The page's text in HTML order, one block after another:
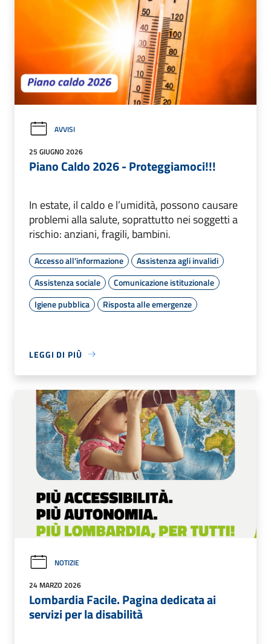
AVVISI
25 GIUGNO 2026
Piano Caldo 2026 - Proteggiamoci!!!
In estate, il caldo e l’umidità, possono causare
problemi alla salute, soprattutto nei soggetti a
rischio: anziani, fragili, bambini.
Accesso all'informazione
Assistenza agli invalidi
Assistenza sociale
Comunicazione istituzionale
Igiene pubblica
Risposta alle emergenze
LEGGI DI PIÙ
NOTIZIE
24 MARZO 2026
Lombardia Facile. Pagina dedicata ai
servizi per la disabilità